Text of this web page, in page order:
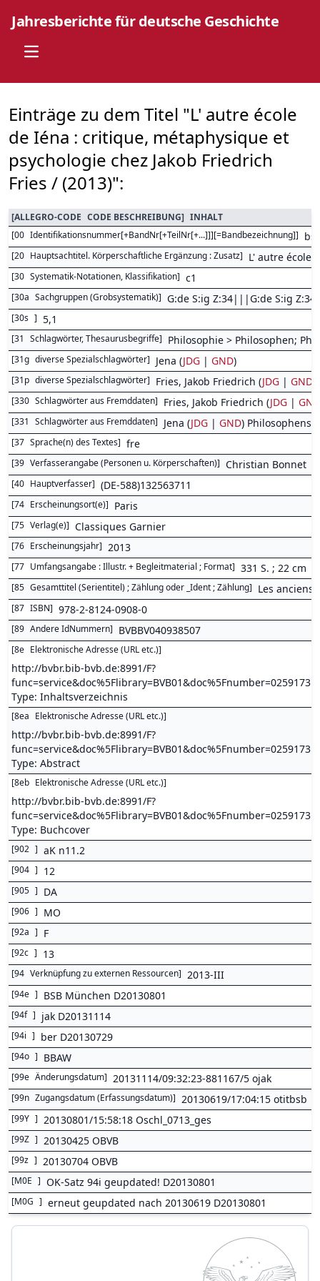
Jahresberichte für deutsche Geschichte
Open main menu
Einträge zu dem Titel "L' autre école
de Iéna : critique, métaphysique et
psychologie chez Jakob Friedrich
Fries / (2013)":
[ALLEGRO-CODE CODE BESCHREIBUNG] INHALT
[00 Identifikationsnummer[+BandNr[+TeilNr[+...]]][=Bandbezeichnung]]
[20 Hauptsachtitel. Körperschaftliche Ergänzung : Zusatz] L' autre école
[30 Systematik-Notationen, Klassifikation] c1
[30a Sachgruppen (Grobsystematik)] G:de S:ig Z:34|||G:de S:ig Z:34
[30s ] 5,1
[31 Schlagwörter, Thesaurusbegriffe] Philosophie > Philosophen;
[31g diverse Spezialschlagwörter] Jena (JDG | GND)
[31p diverse Spezialschlagwörter] Fries, Jakob Friedrich (JDG | GND
[330 Schlagwörter aus Fremddaten] Fries, Jakob Friedrich (JDG | GND
[331 Schlagwörter aus Fremddaten] Jena (JDG | GND)
[37 Sprache(n) des Textes] fre
[39 Verfasserangabe (Personen u. Körperschaften)] Christian Bonnet
[40 Hauptverfasser] (DE-588)132563711
[74 Erscheinungsort(e)] Paris
[75 Verlag(e)] Classiques Garnier
[76 Erscheinungsjahr] 2013
[77 Umfangsangabe : Illustr. + Begleitmaterial ; Format] 331 S. ; 22 cm
[85 Gesamttitel (Serientitel) ; Zählung oder _Ident ; Zählung] Les anciens
[87 ISBN] 978-2-8124-0908-0
[89 Andere IdNummern] BVBBV040938507
[8e Elektronische Adresse (URL etc.)]
http://bvbr.bib-bvb.de:8991/F?
Type: Inhaltsverzeichnis
[8ea Elektronische Adresse (URL etc.)]
http://bvbr.bib-bvb.de:8991/F?
Type: Abstract
[8eb Elektronische Adresse (URL etc.)]
http://bvbr.bib-bvb.de:8991/F?
Type: Buchcover
[902 ] aK n11.2
[904 ] 12
[905 ] DA
[906 ] MO
[92a ] F
[92c ] 13
[94 Verknüpfung zu externen Ressourcen] 2013-III
[94e ] BSB München D20130801
[94f ] jak D20131114
[94i ] ber D20130729
[94o ] BBAW
[99e Änderungsdatum] 20131114/09:32:23-881167/5 ojak
[99n Zugangsdatum (Erfassungsdatum)] 20130619/17:04:15 otitbsb
[99Y ] 20130801/15:58:18 Oschl_0713_ges
[99Z ] 20130425 OBVB
[99z ] 20130704 OBVB
[M0E ] OK-Satz 94i geupdated! D20130801
[M0G ] erneut geupdated nach 20130619 D20130801